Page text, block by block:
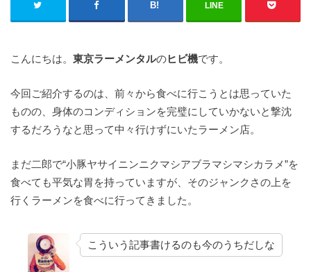
LINE
こんにちは。 東京ラーメンタルのヒビ機です。
今回ご紹介するのは、前々から食べに行こうとは思っていた
ものの、身体のコンディションを完璧にしていかないと撃沈
するだろうなと思って中々行けずにいたラーメン店。
まだ二郎で“小豚ヤサイニンニクマシアブラマシマシカラメ”を
食べても平気な胃を持っていますが、そのジャンクさの上を
行くラーメンを食べに行ってきました。
こういう記事書けるのも今のうちだしな